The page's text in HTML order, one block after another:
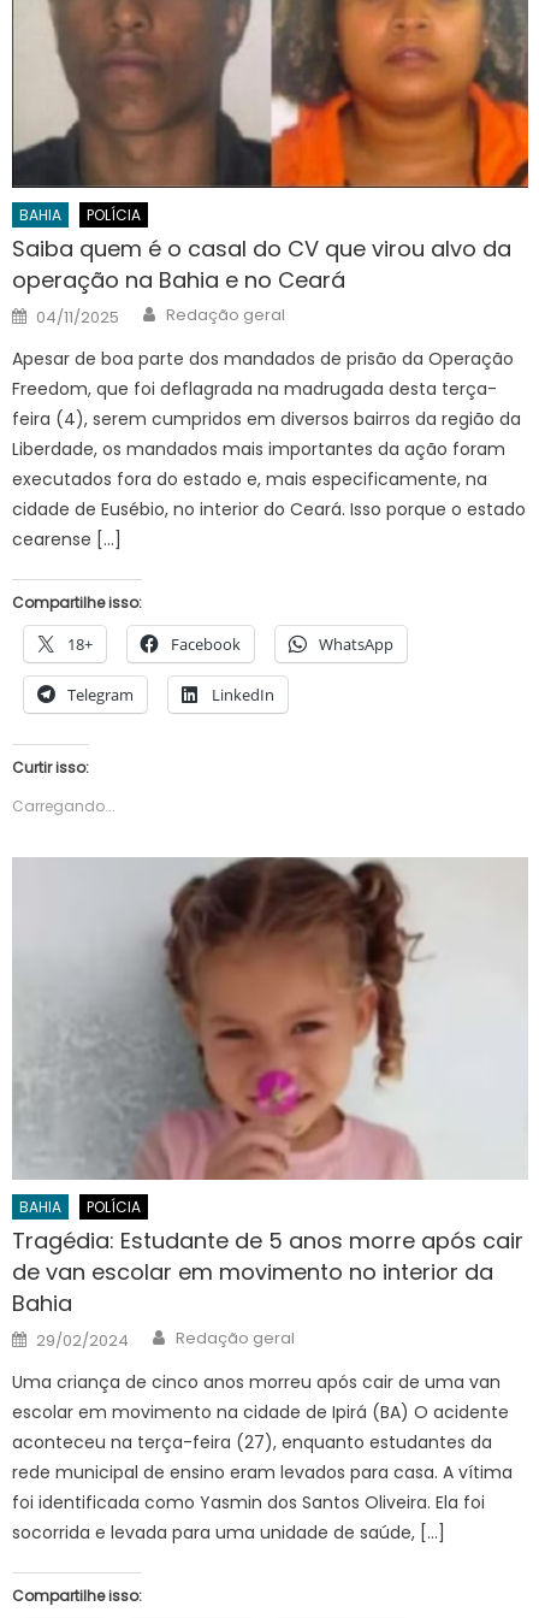
BAHIA POLÍCIA
Saiba quem é o casal do CV que virou alvo da
operação na Bahia e no Ceará
Posted
on
04/11/2025 Author
Redação geral
Apesar de boa parte dos mandados de prisão da Operação
Freedom, que foi deflagrada na madrugada desta terça-
feira (4), serem cumpridos em diversos bairros da região da
Liberdade, os mandados mais importantes da ação foram
executados fora do estado e, mais especificamente, na
cidade de Eusébio, no interior do Ceará. Isso porque o estado
cearense […]
Compartilhe isso:
18+ Facebook WhatsApp
Telegram LinkedIn
Curtir isso:
Carregando...
BAHIA POLÍCIA
Tragédia: Estudante de 5 anos morre após cair
de van escolar em movimento no interior da
Bahia
Posted
on
29/02/2024 Author
Redação geral
Uma criança de cinco anos morreu após cair de uma van
escolar em movimento na cidade de Ipirá (BA) O acidente
aconteceu na terça-feira (27), enquanto estudantes da
rede municipal de ensino eram levados para casa. A vítima
foi identificada como Yasmin dos Santos Oliveira. Ela foi
socorrida e levada para uma unidade de saúde, […]
Compartilhe isso: